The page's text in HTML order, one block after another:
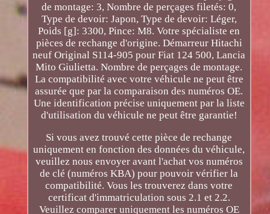
de montage: 3, Nombre de perçages filetés: 0,
Type de devoir: Japon, Type de devoir: Léger,
Poids [g]: 3300, Pince: M8. Votre spécialiste en
pièces de rechange d'origine. Démarreur Hitachi
neuf Original S114-905 pour Fiat 124 500, Lancia
Mito Giulietta. Nombre de perçages de montage.
La compatibilité avec votre véhicule ne peut être
assurée que par la comparaison des numéros OE.
Une identification précise uniquement par la liste
d'utilisation du véhicule ne peut être garantie!
Si vous avez trouvé cette pièce de rechange
uniquement en fonction des données du véhicule,
veuillez nous envoyer avant l'achat vos numéros
de clé (numéros KBA) pour pouvoir vérifier la
compatibilité. Vous les trouverez dans votre
certificat d'immatriculation sous 2.1 et 2.2.
Veuillez comparer uniquement les numéros OE